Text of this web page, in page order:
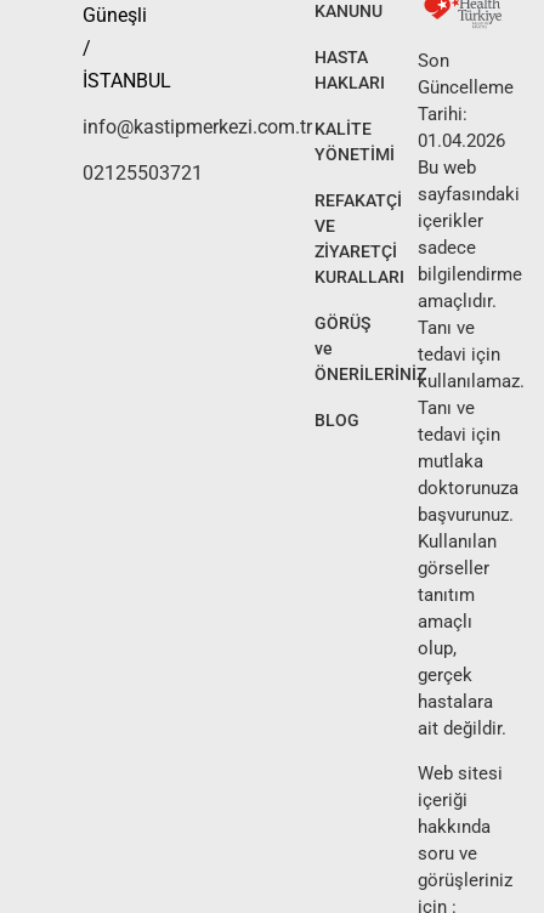
Güneşli
/
İSTANBUL
info@kastipmerkezi.com.tr
02125503721
KANUNU
HASTA
HAKLARI
KALİTE
YÖNETİMİ
REFAKATÇİ
VE
ZİYARETÇİ
KURALLARI
GÖRÜŞ
ve
ÖNERİLERİNİZ
BLOG
Son
Güncelleme
Tarihi:
01.04.2026
Bu web
sayfasındaki
içerikler
sadece
bilgilendirme
amaçlıdır.
Tanı ve
tedavi için
kullanılamaz.
Tanı ve
tedavi için
mutlaka
doktorunuza
başvurunuz.
Kullanılan
görseller
tanıtım
amaçlı
olup,
gerçek
hastalara
ait değildir.
Web sitesi
içeriği
hakkında
soru ve
görüşleriniz
için :